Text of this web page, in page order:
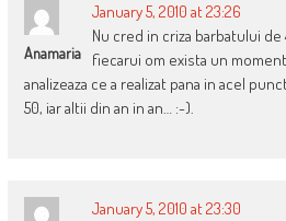
Anamaria
January 5, 2010 at 23:26
Nu cred in criza barbatului de
fiecarui om exista un
analizeaza ce a realizat pana in acel
50, iar altii din an in an… :-).
January 5, 2010 at 23:30